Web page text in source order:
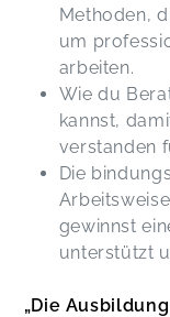
als
Methoden,
um
arbeiten.
Wie du
kannst,
verstanden
Die
gewinnst
unterstützt
„Die